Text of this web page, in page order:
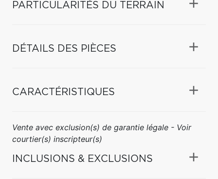
PARTICULARITÉS DU TERRAIN
DÉTAILS DES PIÈCES
CARACTÉRISTIQUES
Vente avec exclusion(s) de garantie légale - Voir
courtier(s) inscripteur(s)
INCLUSIONS & EXCLUSIONS